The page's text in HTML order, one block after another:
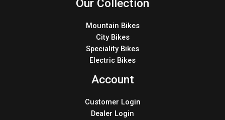
Our Collection
Mountain Bikes
City Bikes
Speciality Bikes
Electric Bikes
Account
Customer Login
Dealer Login